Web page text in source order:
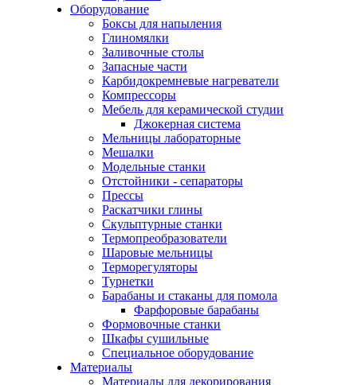
Оборудование
Боксы для напыления
Глиномялки
Заливочные столы
Запасные части
Карбидокремневые нагреватели
Компрессоры
Мебель для керамической студии
Джокерная система
Мельницы лабораторные
Мешалки
Модельные станки
Отстойники - сепараторы
Прессы
Раскатчики глины
Скульптурные станки
Термопреобразователи
Шаровые мельницы
Терморегуляторы
Турнетки
Барабаны и стаканы для помола
Фарфоровые барабаны
Формовочные станки
Шкафы сушильные
Специальное оборудование
Материалы
Материалы для декорирования